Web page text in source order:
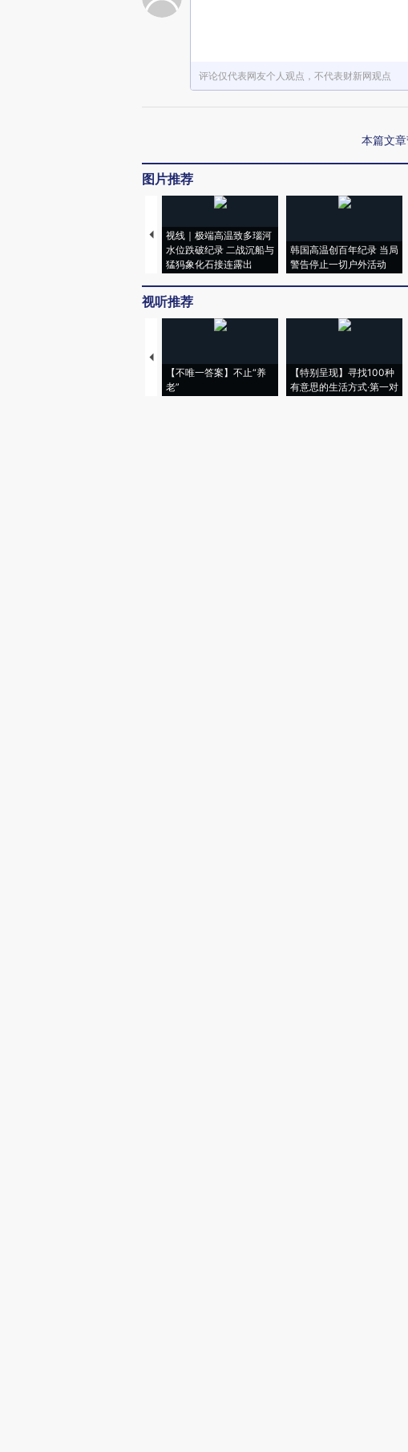
评论仅代表网友个人观点，不代表财新网观点
本篇文
图片推荐
视线｜极端高温致多瑙河
水位跌破纪录 二战沉船与
猛犸象化石接连露出
韩国高温创百年纪录 当局
警告停止一切户外活动
视听推荐
【不唯一答案】不止“养
老”
【特别呈现】寻找100种
有意思的生活方式·第一对